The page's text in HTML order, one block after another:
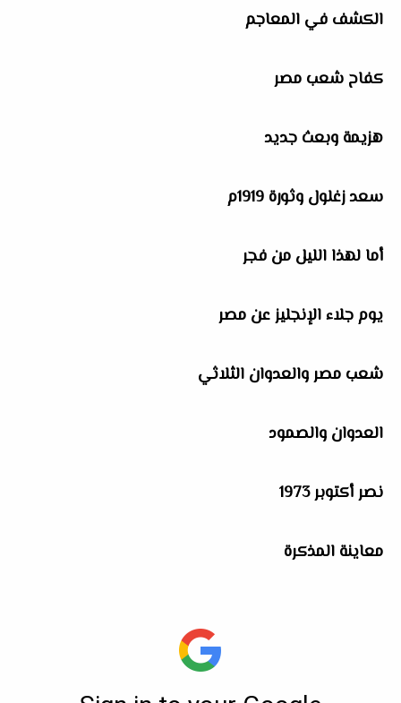
الكشف في المعاجم
كفاح شعب مصر
هزيمة وبعث جديد
سعد زغلول وثورة 1919م
أما لهذا الليل من فجر
يوم جلاء الإنجليز عن مصر
شعب مصر والعدوان الثلاثي
العدوان والصمود
نصر أكتوبر 1973
معاينة المذكرة